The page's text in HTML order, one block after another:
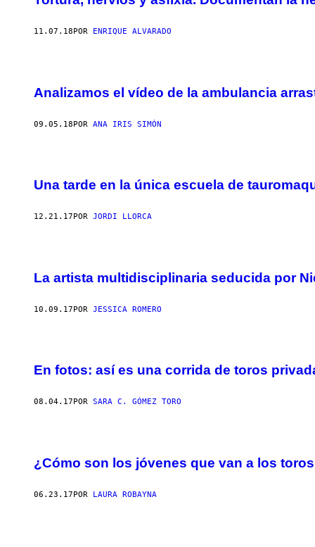
11.07.18 POR ENRIQUE ALVARADO
Analizamos el vídeo de la ambulancia
09.05.18POR ANA IRIS SIMÓN
Una tarde en la única escuela de
12.21.17 POR JORDI LLORCA
La artista multidisciplinaria seducida por
10.09.17POR JESSICA ROMERO
En fotos: así es una corrida de toros
08.04.17 POR SARA C. GÓMEZ TORO
¿Cómo son los jóvenes que van a los
06.23.17POR LAURA ROBAYNA